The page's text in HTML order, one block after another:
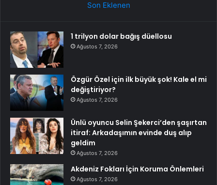
Son Eklenen
1 trilyon dolar bağış düellosu
Ağustos 7, 2026
Özgür Özel için ilk büyük şok! Kale el mi
değiştiriyor?
Ağustos 7, 2026
Ünlü oyuncu Selin Şekerci’den şaşırtan
itiraf: Arkadaşımın evinde duş alıp
geldim
Ağustos 7, 2026
Akdeniz Fokları İçin Koruma Önlemleri
Ağustos 7, 2026